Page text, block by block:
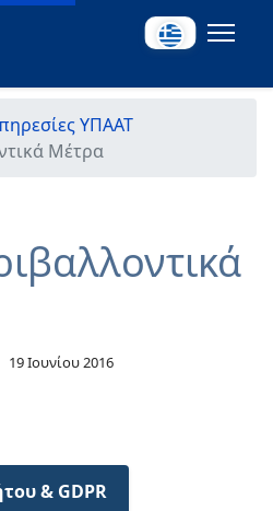
ΥΠΑΑΤ
Μέτρα
19 Ιουνίου 2016
& GDPR